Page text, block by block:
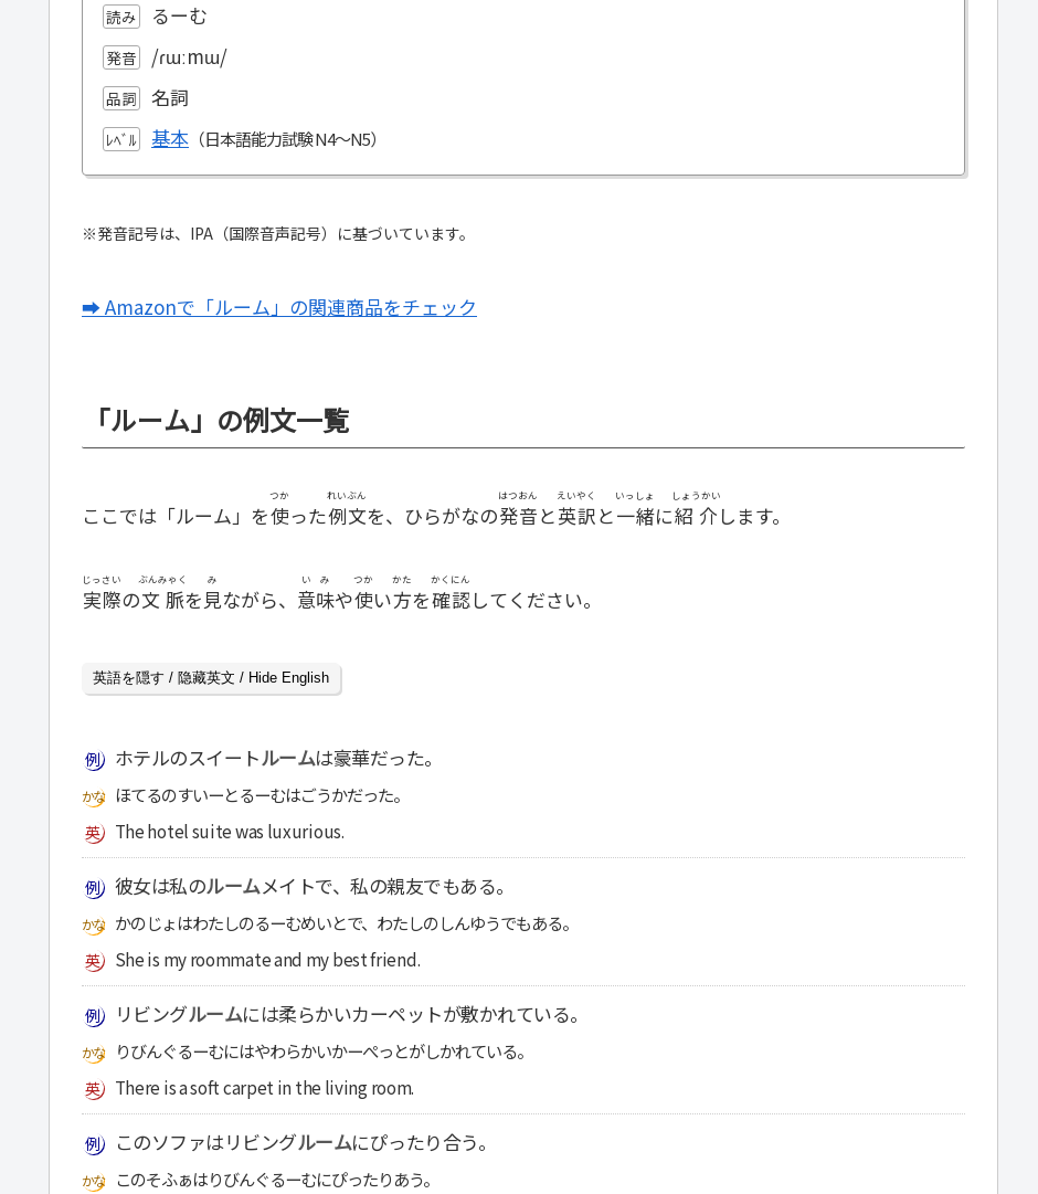
読み るーむ
発音 /ɾɯːmɯ/
品詞 名詞
ﾚﾍﾞﾙ 基本
※発音記号は、IPA（国際音声記号）に基づいています。
➡ Amazonで「ルーム」の関連商品をチェック
「ルーム」の例文一覧
ここでは「ルーム」を使
つか
った例文
れいぶん
を、ひらがなの発音
はつおん
と英訳
えいやく
と一緒
いっしょ
に紹介
しょうかい
します。
実際
じっさい
の文脈
ぶんみゃく
を 見
み
ながら、 意味
いみ
や使
つか
い方
かた
を確認
かくにん
してください。
英語を隠す / 隐藏英文 / Hide English
ホテルのスイートルームは豪華だった。
ほてるのすいーとるーむはごうかだった。
The hotel suite was luxurious.
彼女は私のルームメイトで、私の親友でもある。
かのじょはわたしのるーむめいとで、わたしのしんゆうでもある。
She is my roommate and my best friend.
リビングルームには柔らかいカーペットが敷かれている。
りびんぐるーむにはやわらかいかーぺっとがしかれている。
There is a soft carpet in the living room.
このソファはリビングルームにぴったり合う。
このそふぁはりびんぐるーむにぴったりあう。